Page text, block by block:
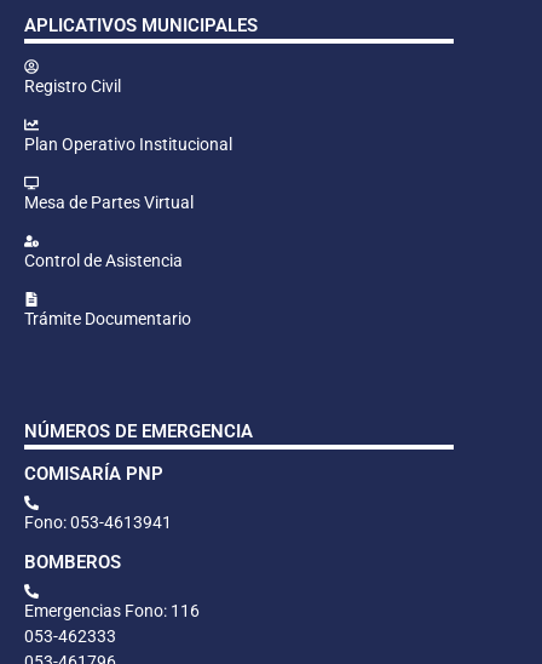
APLICATIVOS MUNICIPALES
Registro Civil
Plan Operativo Institucional
Mesa de Partes Virtual
Control de Asistencia
Trámite Documentario
NÚMEROS DE EMERGENCIA
COMISARÍA PNP
Fono: 053-4613941
BOMBEROS
Emergencias Fono: 116
053-462333